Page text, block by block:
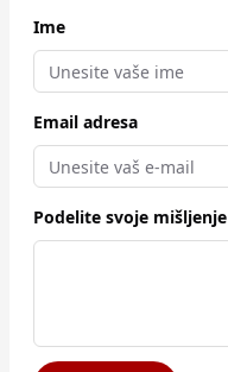
Ime
Email adresa
Podelite svoje mišljenje